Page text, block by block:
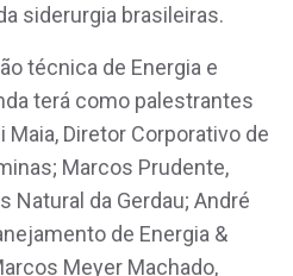
siderurgia brasileiras.
técnica de Energia e
terá como palestrantes
Diretor Corporativo de
Marcos Prudente,
Natural da Gerdau; André
de Energia &
Meyer Machado,